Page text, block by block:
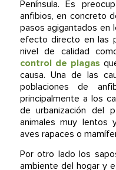
Península. Es
anfibios, en concreto
pasos agigantados en
efecto directo en las
nivel de calidad
control de plagas
causa. Una de las
poblaciones de
principalmente a los
de urbanización del
animales muy lentos
aves rapaces o
Por otro lado los
ambiente del hogar y